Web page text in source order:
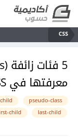
CSS
معرفتها في CSS
pseudo-class
last-child
child